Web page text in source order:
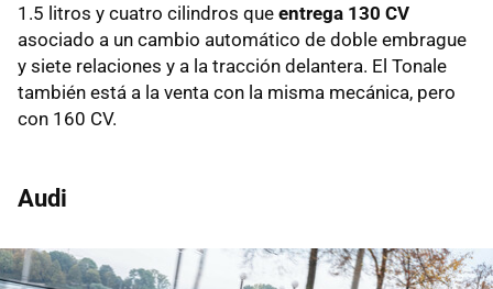
1.5 litros y cuatro cilindros que entrega 130 CV
asociado a un cambio automático de doble embrague
y siete relaciones y a la tracción delantera. El Tonale
también está a la venta con la misma mecánica, pero
con 160 CV.
Audi